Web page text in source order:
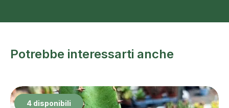
Potrebbe interessarti anche
4 disponibili